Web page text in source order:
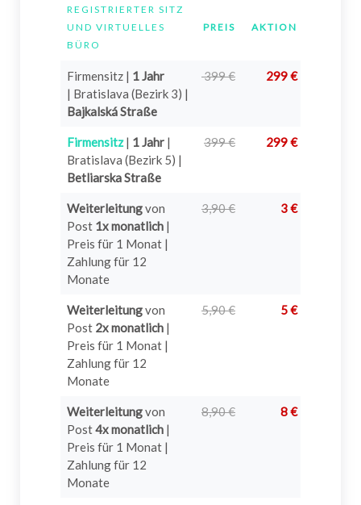
REGISTRIERTER SITZ
UND VIRTUELLES
BÜRO
PREIS AKTION
Firmensitz | 1 Jahr
| Bratislava (Bezirk 3) |
Bajkalská Straße
399 € 299 €
Firmensitz| 1 Jahr |
Bratislava (Bezirk 5) |
Betliarska Straße
399 € 299 €
Weiterleitungvon
Post 1x monatlich |
Preis für 1 Monat |
Zahlung für 12
Monate
3,90 € 3 €
Weiterleitungvon
Post 2x monatlich |
Preis für 1 Monat |
Zahlung für 12
Monate
5,90 € 5 €
Weiterleitungvon
Post4x monatlich |
Preis für 1 Monat |
Zahlung für 12
Monate
8,90 € 8 €